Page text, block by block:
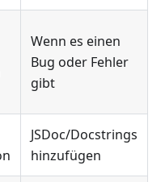
Wenn es einen
Bug oder Fehler
gibt
JSDoc/Docstrings
hinzufügen